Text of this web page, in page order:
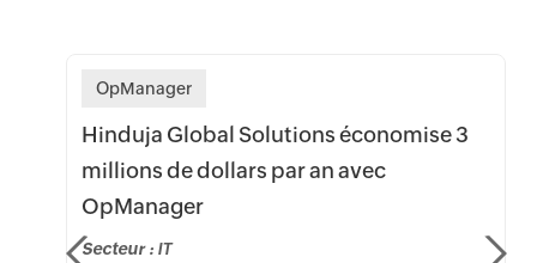
OpManager
Hinduja Global Solutions économise 3
millions de dollars par an avec
OpManager
Secteur : IT